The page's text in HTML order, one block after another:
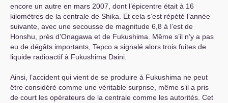
encore un autre en mars 2007, dont l’épicentre était à 16
kilomètres de la centrale de Shika. Et cela s’est répété l’année
suivante, avec une secousse de magnitude 6,8 à l’est de
Honshu, près d’Onagawa et de Fukushima. Même s’il n’y a pas
eu de dégâts importants, Tepco a signalé alors trois fuites de
liquide radioactif à Fukushima Daini.
Ainsi, l’accident qui vient de se produire à Fukushima ne peut
être considéré comme une véritable surprise, même s’il a pris
de court les opérateurs de la centrale comme les autorités. Cet